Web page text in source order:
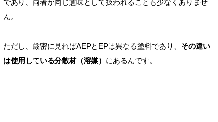
であり、両者が同じ意味として扱われることも少なくありませ
ん。
ただし、厳密に見ればAEPとEPは異なる塗料であり、 その違い
は使用している分散材（溶媒） にあるんです。